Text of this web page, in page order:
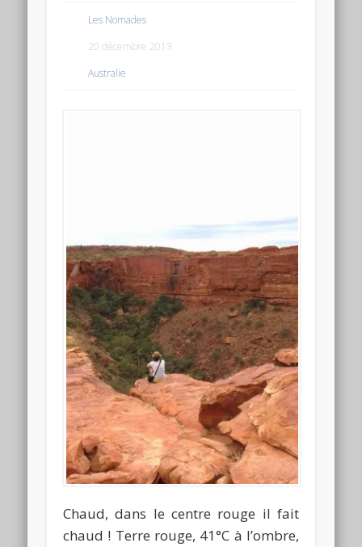
Les Nomades
20 décembre 2013
Australie
Chaud, dans le centre rouge il fait
chaud ! Terre rouge, 41°C à l’ombre,